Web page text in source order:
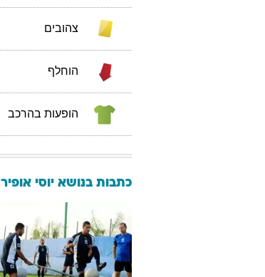
צהובים
הוחלף
הופעות בהרכב
כתבות בנושא יוסי אופיר